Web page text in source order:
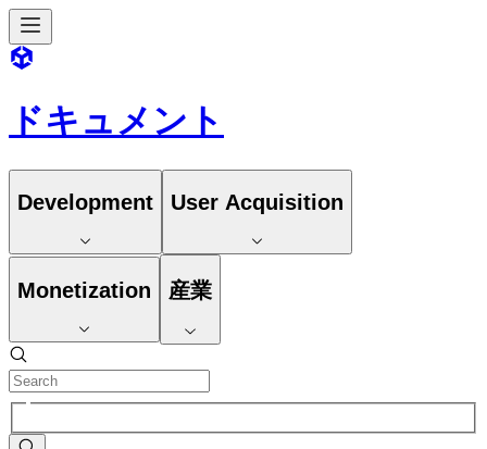
ドキュメント
Development User Acquisition
Monetization 産業